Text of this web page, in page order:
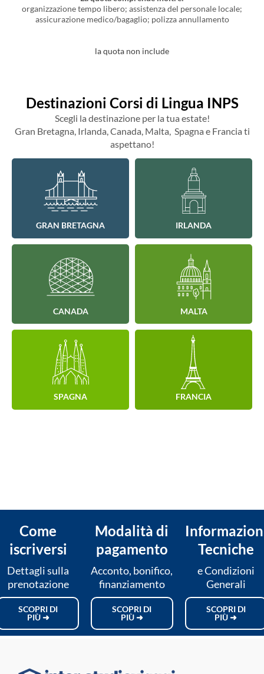
la quota non include
organizzazione tempo libero; assistenza del personale locale;
assicurazione medico/bagaglio; polizza annullamento
Destinazioni Corsi di Lingua INPS
Scegli la destinazione per la tua estate!
Gran Bretagna, Irlanda, Canada, Malta, Spagna e Francia ti
aspettano!
GRAN BRETAGNA IRLANDA
CANADA MALTA
SPAGNA FRANCIA
Come
iscriversi
Dettagli sulla
prenotazione
SCOPRI DI
PIÙ ➜
Modalità di
pagamento
Acconto, bonifico,
finanziamento
SCOPRI DI
PIÙ ➜
Tecniche
e Condizioni
Generali
SCOPRI DI
PIÙ ➜